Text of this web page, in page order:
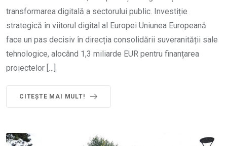
transformarea digitală a sectorului public. Investiție
strategică în viitorul digital al Europei Uniunea Europeană
face un pas decisiv în direcția consolidării suveranității sale
tehnologice, alocând 1,3 miliarde EUR pentru finanțarea
proiectelor […]
CITEȘTE MAI MULT!